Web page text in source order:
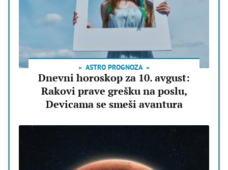
ASTRO PROGNOZA
Dnevni horoskop za 10. avgust:
Rakovi prave grešku na poslu,
Devicama se smeši avantura